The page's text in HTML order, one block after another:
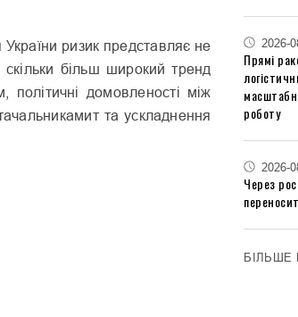
ризик представляє не
скільки більш широкий тренд
політичні домовленості між
та ускладнення
2026-
Прямі
роботу
2026-
Через
БІЛЬШЕ